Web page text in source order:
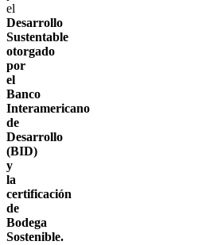
el
Desarrollo
Sustentable
otorgado
por
el
Banco
Interamericano
de
Desarrollo
(BID)
y
la
certificación
de
Bodega
Sostenible.